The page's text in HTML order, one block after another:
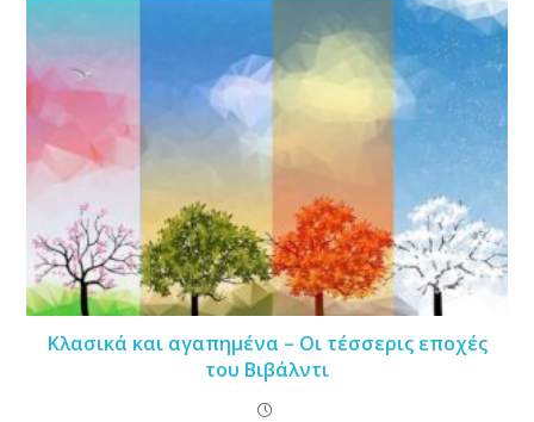
Κλασικά και αγαπημένα – Οι τέσσερις εποχές
του Βιβάλντι